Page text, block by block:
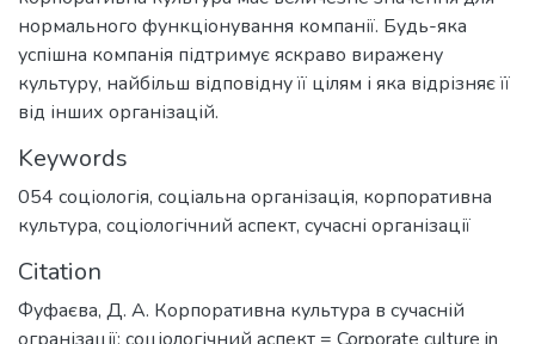
нормального функціонування компанії. Будь-яка
успішна компанія підтримує яскраво виражену
культуру, найбільш відповідну її цілям і яка відрізняє її
від інших організацій.
Keywords
054 соціологія, соціальна організація, корпоративна
культура, соціологічний аспект, сучасні організації
Citation
Фуфаєва, Д. А. Корпоративна культура в сучасній
огранізації: соціологічний аспект = Corporate culture in